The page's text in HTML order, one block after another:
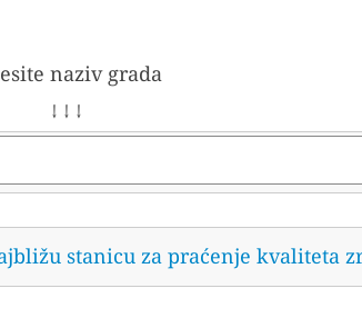
naziv grada
↓ ↓ ↓
stanicu za praćenje kvaliteta